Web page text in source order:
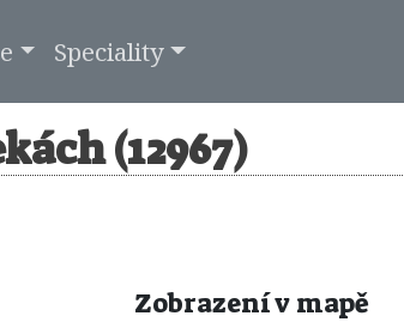
Speciality
(12967)
Zobrazení v mapě